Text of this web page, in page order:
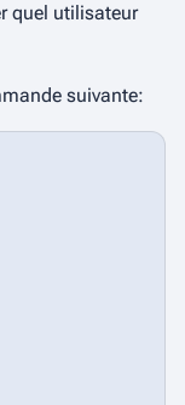
quel utilisateur
suivante: